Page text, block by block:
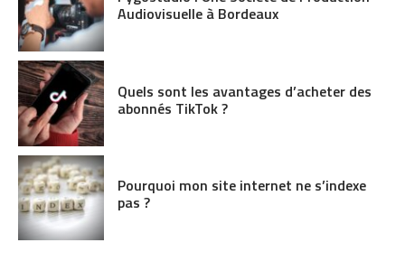
Audiovisuelle à Bordeaux
Quels sont les avantages d’acheter des
abonnés TikTok ?
Pourquoi mon site internet ne s’indexe
pas ?